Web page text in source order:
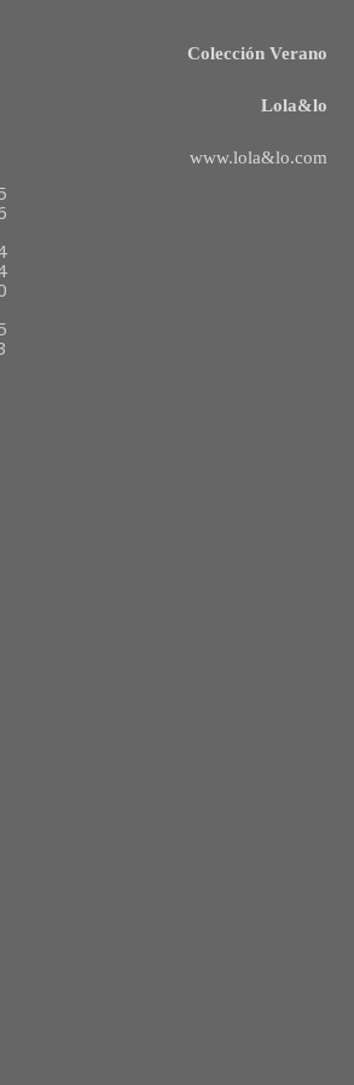
Colección Verano
Lola&lo
www.lola&lo.com